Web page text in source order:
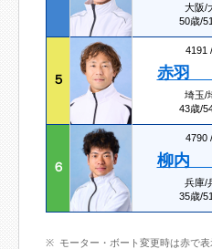
大阪/
50歳/
５
4191 /
赤羽
埼玉/
43歳/
６
4790 /
柳内
兵庫/
35歳/
モーター・ボート変更時は赤で表